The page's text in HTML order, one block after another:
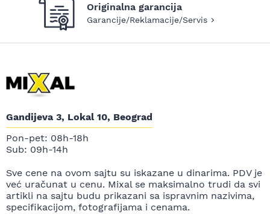
Originalna garancija
Garancije/Reklamacije/Servis
Gandijeva 3, Lokal 10, Beograd
Pon-pet: 08h-18h
Sub: 09h-14h
Sve cene na ovom sajtu su iskazane u dinarima. PDV je
već uračunat u cenu. Mixal se maksimalno trudi da svi
artikli na sajtu budu prikazani sa ispravnim nazivima,
specifikacijom, fotografijama i cenama.